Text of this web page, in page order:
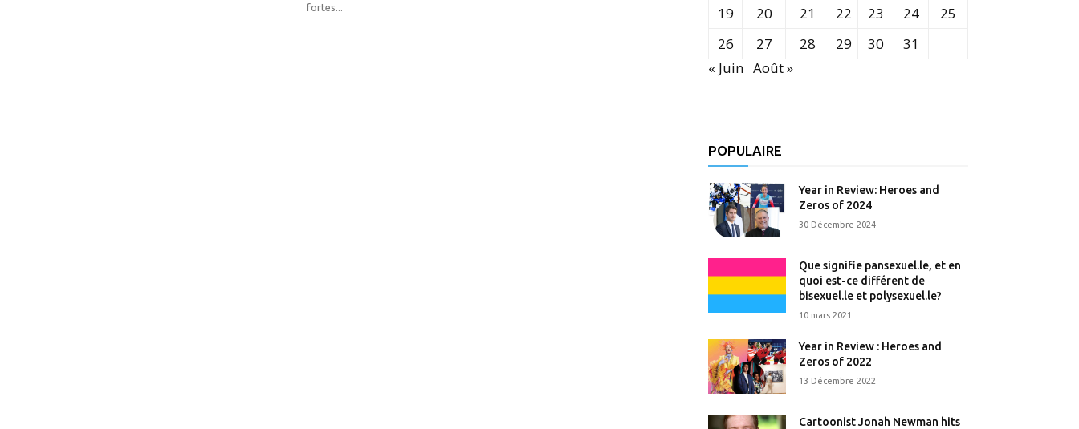
fortes...
19
20 21 22 23 24
25
26
27 28 29 30
31
« Juin Août »
POPULAIRE
Year in Review: Heroes and
Zeros of 2024
30 Décembre 2024
Que signifie pansexuel.le, et en
quoi est-ce différent de
bisexuel.le et polysexuel.le?
10 mars 2021
Year in Review : Heroes and
Zeros of 2022
13 Décembre 2022
Cartoonist Jonah Newman hits